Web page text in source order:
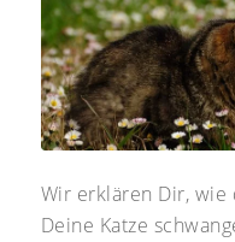
Wir erklären Dir, wie
Deine Katze